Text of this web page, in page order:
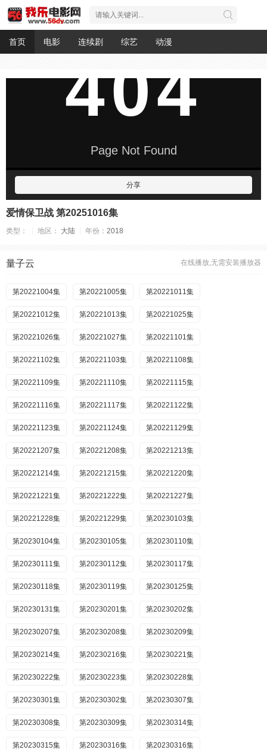
首页 电影 连续剧 综艺 动漫
分享
爱情保卫战 第20251016集
类型： 地区： 大陆 年份： 2018
在线播放,无需安装播放器
量子云
第20221004集 第20221005集 第20221011集
第20221012集 第20221013集 第20221025集
第20221026集 第20221027集 第20221101集
第20221102集 第20221103集 第20221108集
第20221109集 第20221110集 第20221115集
第20221116集 第20221117集 第20221122集
第20221123集 第20221124集 第20221129集
第20221207集 第20221208集 第20221213集
第20221214集 第20221215集 第20221220集
第20221221集 第20221222集 第20221227集
第20221228集 第20221229集 第20230103集
第20230104集 第20230105集 第20230110集
第20230111集 第20230112集 第20230117集
第20230118集 第20230119集 第20230125集
第20230131集 第20230201集 第20230202集
第20230207集 第20230208集 第20230209集
第20230214集 第20230216集 第20230221集
第20230222集 第20230223集 第20230228集
第20230301集 第20230302集 第20230307集
第20230308集 第20230309集 第20230314集
第20230315集 第20230316集 第20230316集